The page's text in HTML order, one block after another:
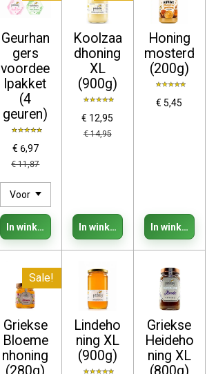
Geurhan
gers
voordee
lpakket
(4
geuren)
€ 6,97
€ 11,87
In winkelwagen
Koolzaa
dhoning
XL
(900g)
€ 12,95
€ 14,95
In winkelwagen
Honing
mosterd
(200g)
€ 5,45
In
Sale!
Griekse
Bloeme
nhoning
Lindeho
ning XL
(900g)
Griekse
Heideho
ning XL